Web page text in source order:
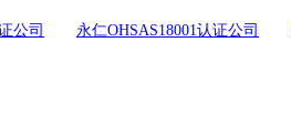
公司 永仁OHSAS18001认证公司